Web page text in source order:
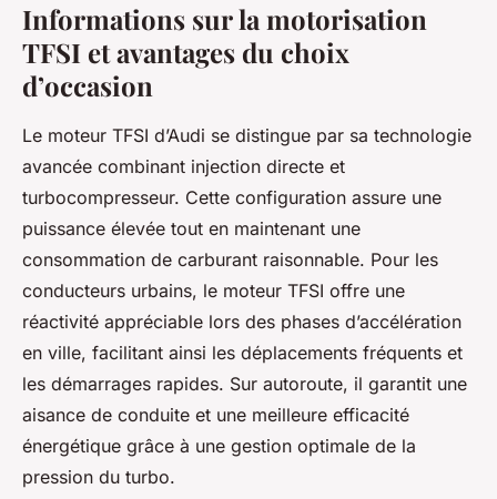
Informations sur la motorisation
TFSI et avantages du choix
d’occasion
Le moteur TFSI d’Audi se distingue par sa technologie
avancée combinant injection directe et
turbocompresseur. Cette configuration assure une
puissance élevée tout en maintenant une
consommation de carburant raisonnable. Pour les
conducteurs urbains, le moteur TFSI offre une
réactivité appréciable lors des phases d’accélération
en ville, facilitant ainsi les déplacements fréquents et
les démarrages rapides. Sur autoroute, il garantit une
aisance de conduite et une meilleure efficacité
énergétique grâce à une gestion optimale de la
pression du turbo.